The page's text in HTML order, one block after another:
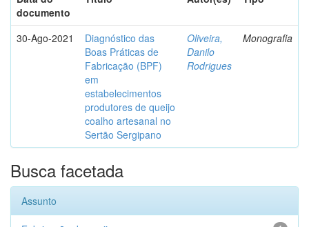
documento
30-Ago-2021
Diagnóstico das
Boas Práticas de
Fabricação (BPF)
em
estabelecimentos
produtores de queijo
coalho artesanal no
Sertão Sergipano
Oliveira,
Danilo
Rodrigues
Monografia
Busca facetada
Assunto